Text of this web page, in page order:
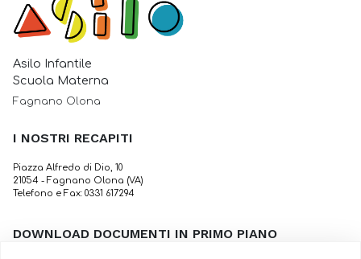
Asilo Infantile
Scuola Materna
Fagnano Olona
I NOSTRI RECAPITI
Piazza Alfredo di Dio, 10
21054 - Fagnano Olona (VA)
Telefono e Fax: 0331 617294
DOWNLOAD DOCUMENTI IN PRIMO PIANO